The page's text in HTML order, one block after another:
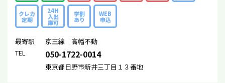
クレカ
定期
24H
入出
庫可
学割
あり
WEB
申込
最寄駅
京王線 高幡不動
TEL
050-1722-0014
東京都日野市新井三丁目１３番地